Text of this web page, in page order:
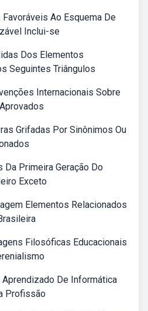
Ao Esquema De
Inclui-se
Dos Elementos
Seguintes Triângulos
Internacionais Sobre
Grifadas Por Sinônimos Ou
Da Primeira Geração Do
Exceto
Elementos Relacionados
Filosóficas Educacionais
De Informática
Profissão